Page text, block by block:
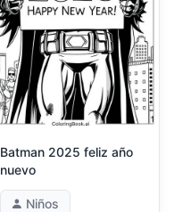
Batman 2025 feliz año
nuevo
Niños